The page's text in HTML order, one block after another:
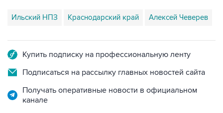
Ильский НПЗ Краснодарский край Алексей Чеверев
Купить подписку на профессиональную ленту
Подписаться на рассылку главных новостей сайта
Получать оперативные новости в официальном
канале